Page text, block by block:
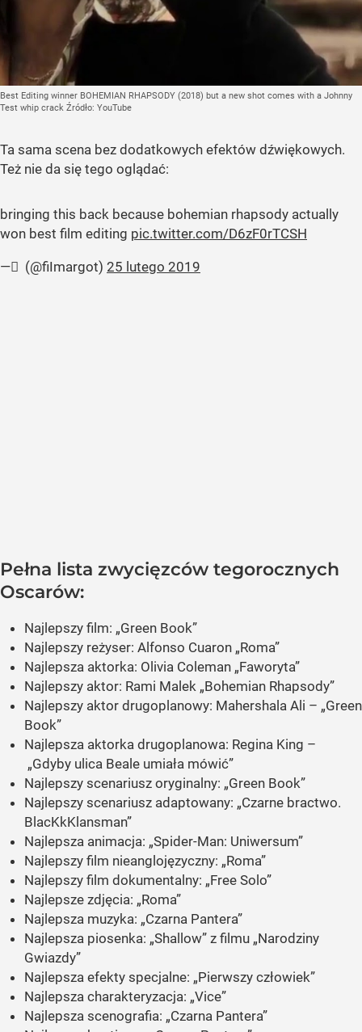
Best Editing winner BOHEMIAN RHAPSODY (2018) but a new shot comes with a Johnny
Test whip crack Źródło: YouTube
Ta sama scena bez dodatkowych efektów dźwiękowych.
Też nie da się tego oglądać:
bringing this back because bohemian rhapsody actually
won best film editing pic.twitter.com/D6zF0rTCSH
— ً (@fiImargot) 25 lutego 2019
Pełna lista zwycięzców tegorocznych
Oscarów:
Najlepszy film: „Green Book”
Najlepszy reżyser: Alfonso Cuaron „Roma”
Najlepsza aktorka: Olivia Coleman „Faworyta”
Najlepszy aktor: Rami Malek „Bohemian Rhapsody”
Najlepszy aktor drugoplanowy: Mahershala Ali – „Green
Book”
Najlepsza aktorka drugoplanowa: Regina King –
„Gdyby ulica Beale umiała mówić”
Najlepszy scenariusz oryginalny: „Green Book”
Najlepszy scenariusz adaptowany: „Czarne bractwo.
BlacKkKlansman”
Najlepsza animacja: „Spider-Man: Uniwersum”
Najlepszy film nieanglojęzyczny: „Roma”
Najlepszy film dokumentalny: „Free Solo”
Najlepsze zdjęcia: „Roma”
Najlepsza muzyka: „Czarna Pantera”
Najlepsza piosenka: „Shallow” z filmu „Narodziny
Gwiazdy”
Najlepsza efekty specjalne: „Pierwszy człowiek”
Najlepsza charakteryzacja: „Vice”
Najlepsza scenografia: „Czarna Pantera”